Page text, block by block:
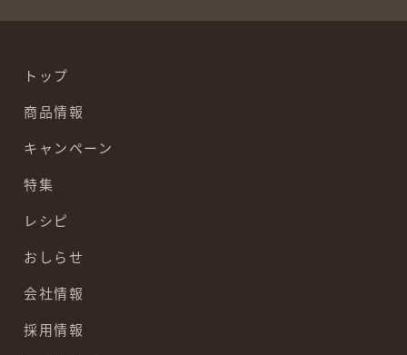
トップ
商品情報
キャンペーン
特集
レシピ
おしらせ
会社情報
採用情報